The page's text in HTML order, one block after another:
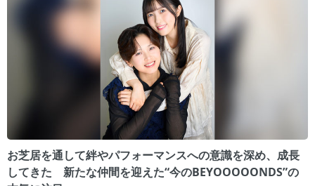
お芝居を通して絆やパフォーマンスへの意識を深め、成長
してきた 新たな仲間を迎えた“今のBEYOOOOONDS”の